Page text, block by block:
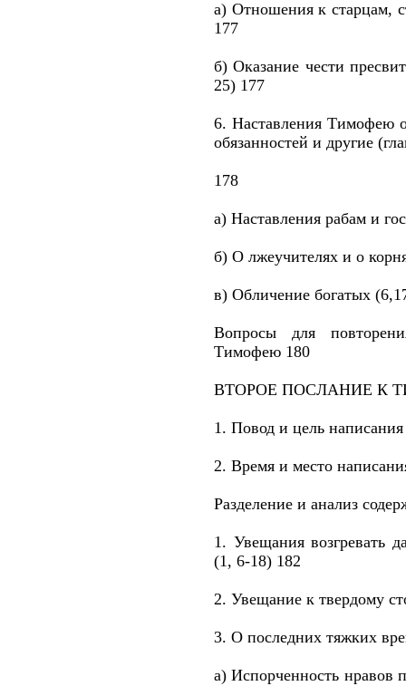
а) Отношения к старцам,
177
б) Оказание чести
25) 177
6. Наставления Тимофею
обязанностей и другие
178
а) Наставления рабам и
б) О лжеучителях и о
в) Обличение богатых
Вопросы для
Тимофею 180
ВТОРОЕ ПОСЛАНИЕ К
1. Повод и цель
2. Время и место
Разделение и анализ
1. Увещания возгревать
(1, 6-18) 182
2. Увещание к твердому
3. О последних тяжких
а) Испорченность нравов